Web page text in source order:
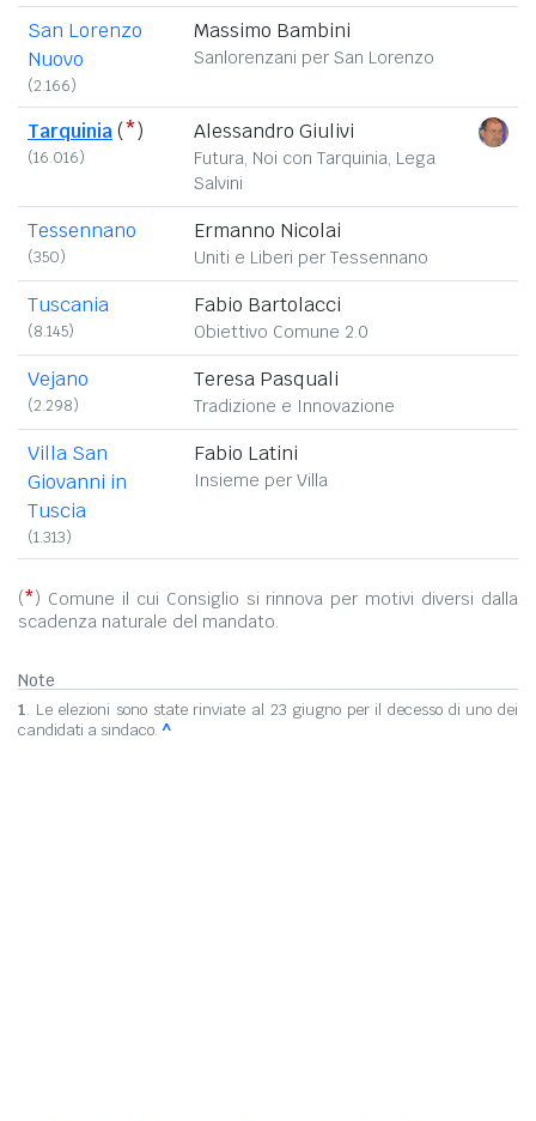
San Lorenzo
Nuovo
(2.166)
Massimo Bambini
Sanlorenzani per San Lorenzo
Tarquinia(*)
(16.016)
Alessandro Giulivi
Futura, Noi con Tarquinia, Lega
Salvini
Tessennano
(350)
Ermanno Nicolai
Uniti e Liberi per Tessennano
Tuscania
(8.145)
Fabio Bartolacci
Obiettivo Comune 2.0
Vejano
(2.298)
Teresa Pasquali
Tradizione e Innovazione
Villa San
Giovanni in
Tuscia
(1.313)
Fabio Latini
Insieme per Villa
(*) Comune il cui Consiglio si rinnova per motivi diversi dalla
scadenza naturale del mandato.
Note
1. Le elezioni sono state rinviate al 23 giugno per il decesso di uno dei
candidati a sindaco. ^